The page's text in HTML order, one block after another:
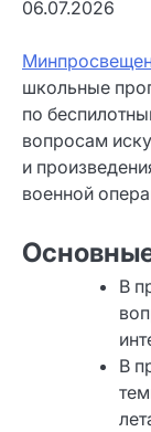
06.07.2026
школьные
по
вопросам
и
военной
В
В